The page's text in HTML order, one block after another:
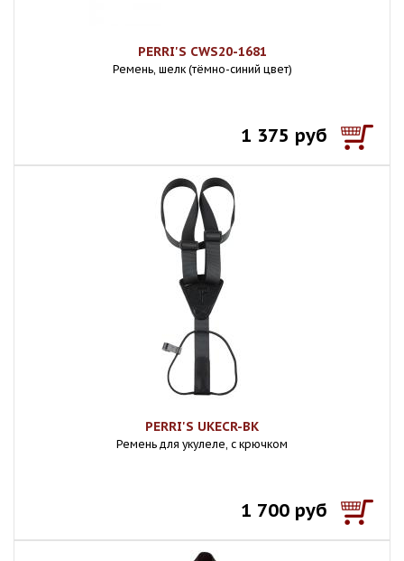
PERRI'S CWS20-1681
Ремень, шелк (тёмно-синий цвет)
1 375 руб
PERRI'S UKECR-BK
Ремень для укулеле, с крючком
1 700 руб